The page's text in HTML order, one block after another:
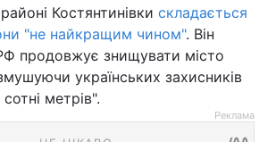
Костянтинівки складається
"не найкращим чином". Він
продовжує знищувати місто
українських захисників
метрів".
Реклама